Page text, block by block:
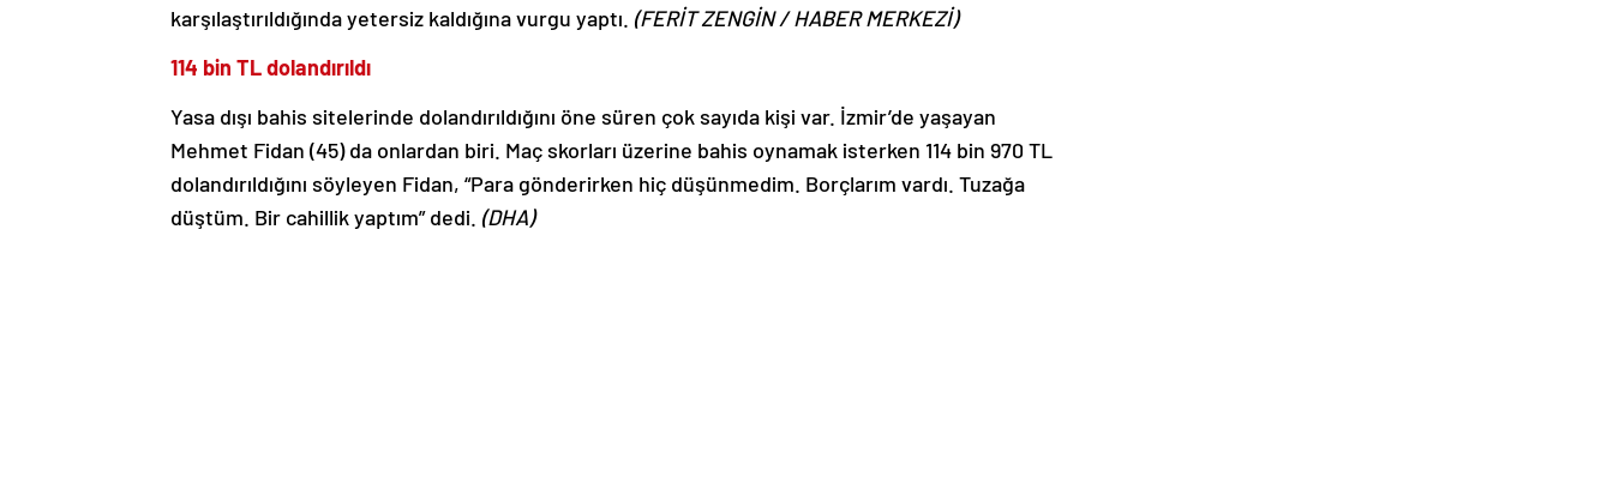
karşılaştırıldığında yetersiz kaldığına vurgu yaptı. (FERİT ZENGİN / HABER MERKEZİ)
114 bin TL dolandırıldı
Yasa dışı bahis sitelerinde dolandırıldığını öne süren çok sayıda kişi var. İzmir’de yaşayan
Mehmet Fidan (45) da onlardan biri. Maç skorları üzerine bahis oynamak isterken 114 bin 970 TL
dolandırıldığını söyleyen Fidan, “Para gönderirken hiç düşünmedim. Borçlarım vardı. Tuzağa
düştüm. Bir cahillik yaptım” dedi. (DHA)